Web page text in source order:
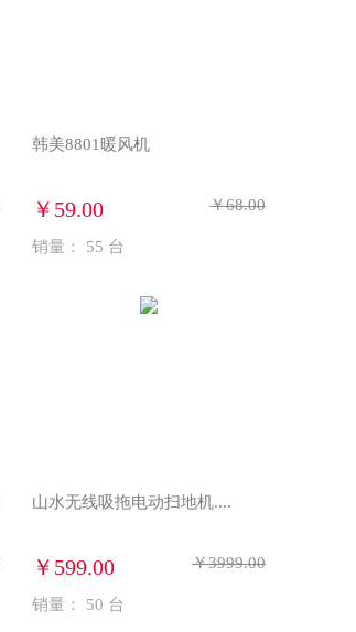
韩美8801暖风机
￥59.00 ￥68.00
销量： 55 台
山水无线吸拖电动扫地机....
￥599.00 ￥3999.00
销量： 50 台